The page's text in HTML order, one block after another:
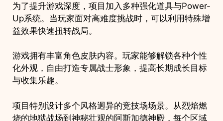
为了提升游戏深度，项目加入多种强化道具与Power-
Up系统。当玩家面对高难度挑战时，可以利用特殊增
益效果快速扭转战局。
游戏拥有丰富角色皮肤内容。玩家能够解锁各种个性
化外观，自由打造专属战士形象，提高长期成长目标
与收集乐趣。
项目特别设计多个风格迥异的竞技场场景。从烈焰燃
烧的地狱战场到神秘壮观的阿斯加德神殿，每个区域